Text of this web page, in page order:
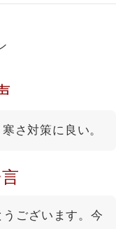
さ対策に良い。
ございます。今